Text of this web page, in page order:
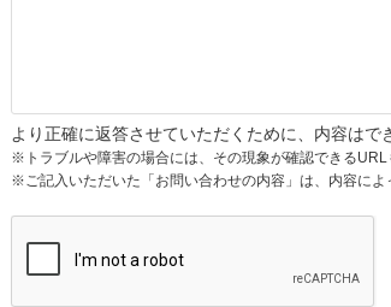
より正確に返答させていただくために、内容はで
※トラブルや障害の場合には、その現象が確認できるURL
※ご記入いただいた「お問い合わせの内容」は、内容に